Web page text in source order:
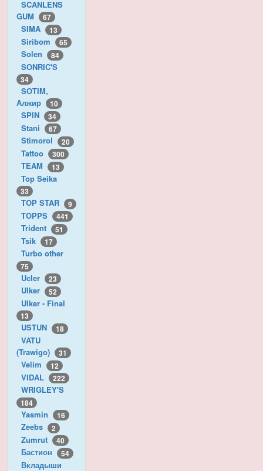
SCANLENS
GUM
67
SIMA 13
Siribom 65
Solen 84
SONRIC'S
34
SOTIM,
Алжир
10
SPIN 34
Stani 67
Stimorol 20
Tattoo 300
TEAM 13
Top Seika
33
TOP STAR 9
TOPPS 441
Trident 51
Tsik 17
Turbo other
75
Ucler 23
Ulker 52
Ulker - Final
13
USTUN 18
VATU
(Trawigo)
31
Velim 12
VIDAL 222
WRIGLEY'S
184
Yasmin 16
Zeebs 2
Zumrut 40
Бастион 54
Вкладыши